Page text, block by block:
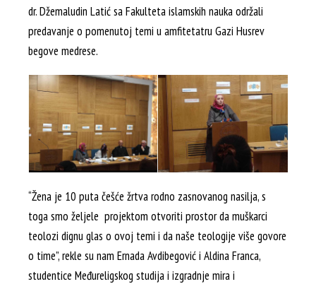
dr. Džemaludin Latić sa Fakulteta islamskih nauka održali
predavanje o pomenutoj temi u amfitetatru Gazi Husrev
begove medrese.
“Žena je 10 puta češće žrtva rodno zasnovanog nasilja, s
toga smo željele projektom otvoriti prostor da muškarci
teolozi dignu glas o ovoj temi i da naše teologije više govore
o time”, rekle su nam Ernada Avdibegović i Aldina Franca,
studentice Međureligskog studija i izgradnje mira i